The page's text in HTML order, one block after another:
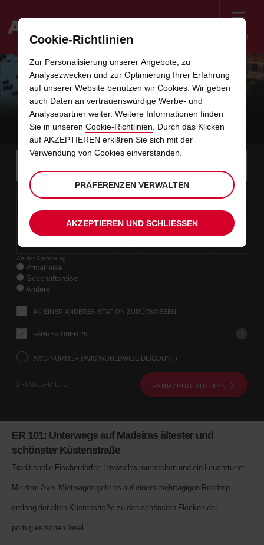
Menü
Welcome
ER 101: UNTERWEGS AUF MADEIRAS
ÄLTESTER UND SCHÖNSTER
KÜSTENSTRASSE
Instructions
Screen
Reader
Users:
reader
Teilen
Sie
uns
Ihre
Abholstation
über
Fahrzeugsuche-
weiter
Als
Sie
bitte
Ihre
Abholzeit
und
das
Datum
Sie
auch
Links
im
Formular
überspringen
Bitte
Sie
eine
Abholstation.
Anfangsdatum
gewünschtes
09
Auswählen
von
Gewünschte
10:00
Enddatum
Aktuell
11
Auswählen
Ändern
von
time
Gewünschte
10:00
von
Art der Anmietung
Privatreise
Geschäftsreise
Andere
AN EINER ANDEREN STATION ZURÜCKGEBEN
FAHRER ÜBER 25
AWD-NUMMER (AVIS WORLDWIDE DISCOUNT)
2 -TAGES-MIETE FAHRZEUG SUCHEN
ER 101: Unterwegs auf Madeiras ältester und
schönster Küstenstraße
Traditionelle Fischerdörfer, Lavaschwimmbecken und ein Leuchtturm:
Mit dem Avis-Mietwagen geht es auf einem mehrtägigen Roadtrip
entlang der alten Küstenstraße zu den schönsten Flecken der
portugiesischen Insel.
Cookie-Richtlinien
Zur Personalisierung unserer Angebote, zu
Analysezwecken und zur Optimierung Ihrer Erfahrung
auf unserer Website benutzen wir Cookies. Wir geben
auch Daten an vertrauenswürdige Werbe- und
Analysepartner weiter. Weitere Informationen finden
Sie in unseren Cookie-Richtlinien. Durch das Klicken
auf AKZEPTIEREN erklären Sie sich mit der
Verwendung von Cookies einverstanden.
PRÄFERENZEN VERWALTEN
AKZEPTIEREN UND SCHLIESSEN